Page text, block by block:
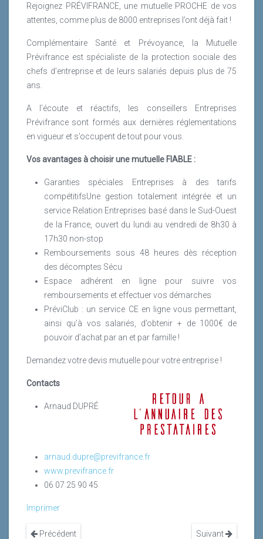
Rejoignez PRÉVIFRANCE, une mutuelle PROCHE de vos
attentes, comme plus de 8000 entreprises l’ont déjà fait !
Complémentaire Santé et Prévoyance, la Mutuelle
Prévifrance est spécialiste de la protection sociale des
chefs d’entreprise et de leurs salariés depuis plus de 75
ans.
A l’écoute et réactifs, les conseillers Entreprises
Prévifrance sont formés aux dernières réglementations
en vigueur et s’occupent de tout pour vous.
Vos avantages à choisir une mutuelle FIABLE :
Garanties spéciales Entreprises à des tarifs
compétitifsUne gestion totalement intégrée et un
service Relation Entreprises basé dans le Sud-Ouest
de la France, ouvert du lundi au vendredi de 8h30 à
17h30 non-stop
Remboursements sous 48 heures dès réception
des décomptes Sécu
Espace adhérent en ligne pour suivre vos
remboursements et effectuer vos démarches
PréviClub : un service CE en ligne vous permettant,
ainsi qu’à vos salariés, d’obtenir + de 1000€ de
pouvoir d’achat par an et par famille !
Demandez votre devis mutuelle pour votre entreprise !
Contacts
Arnaud DUPRÉ
arnaud.dupre@previfrance.fr
www.previfrance.fr
06 07 25 90 45
Imprimer
Précédent Suivant